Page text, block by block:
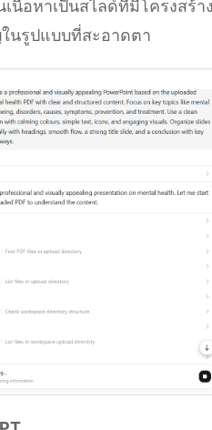
นื้อหาเป็นสไลด์ที่มีโครงสร้
นรูปแบบที่สะอาดตา